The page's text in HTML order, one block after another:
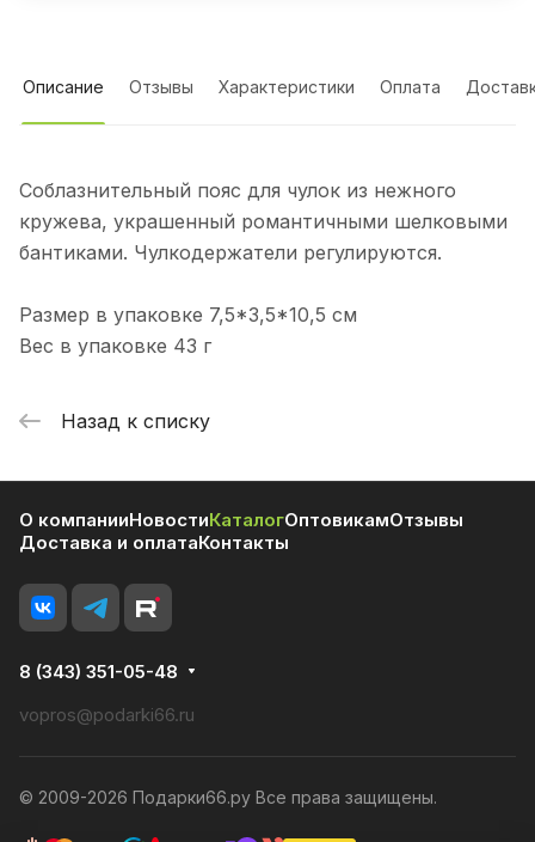
Описание Отзывы Характеристики Оплата
Соблазнительный пояс для чулок из нежного
кружева, украшенный романтичными шелковыми
бантиками. Чулкодержатели регулируются.
Размер в упаковке 7,5*3,5*10,5 см
Вес в упаковке 43 г
Назад к списку
О компанииНовостиКаталогОптовикамОтзывы
Доставка и оплатаКонтакты
8 (343) 351-05-48
vopros@podarki66.ru
© 2009-2026 Подарки66.ру Все права защищены.